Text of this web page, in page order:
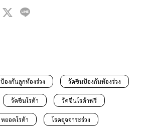
ป้องกันลูกท้องร่วง วัคซีนป้องกันท้องร่วง
วัคซีนโรต้า วัคซีนโรต้าฟรี
หยอดโรต้า โรคอุจจาระร่วง